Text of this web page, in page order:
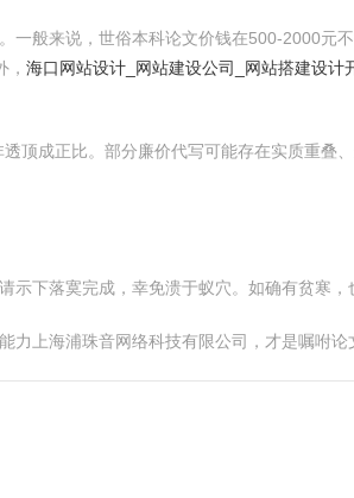
般来说，世俗本科论文价钱在500-2000元
海口网站设计_网站建设公司_网站搭建设计
顶成正比。部分廉价代写可能存在实质重叠
下落寞完成，幸免溃于蚁穴。如确有贫寒，
上海浦珠音网络科技有限公司，才是嘱咐论